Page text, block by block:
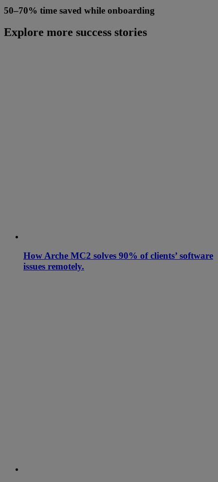
50–70% time saved while onboarding
Explore more success stories
How Arche MC2 solves 90% of clients’ software
issues remotely.